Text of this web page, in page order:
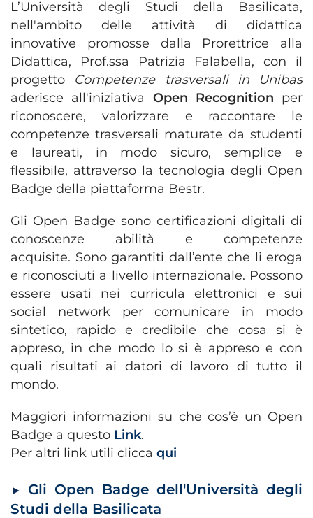
L’Università degli Studi della Basilicata,
nell'ambito delle attività di didattica
innovative promosse dalla Prorettrice alla
Didattica, Prof.ssa Patrizia Falabella, con il
progetto Competenze trasversali in Unibas
aderisce all'iniziativa Open Recognition per
riconoscere, valorizzare e raccontare le
competenze trasversali maturate da studenti
e laureati, in modo sicuro, semplice e
flessibile, attraverso la tecnologia degli Open
Badge della piattaforma Bestr.
Gli Open Badge sono certificazioni digitali di
conoscenze abilità e competenze
acquisite. Sono garantiti dall’ente che li eroga
e riconosciuti a livello internazionale. Possono
essere usati nei curricula elettronici e sui
social network per comunicare in modo
sintetico, rapido e credibile che cosa si è
appreso, in che modo lo si è appreso e con
quali risultati ai datori di lavoro di tutto il
mondo.
Maggiori informazioni su che cos’è un Open
Badge a questo Link.
Per altri link utili clicca qui
►
Gli Open Badge dell'Università degli
Studi della Basilicata